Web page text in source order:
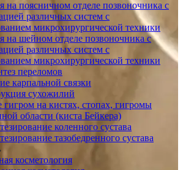
на поясничном отделе позвоночника с
различных систем с
микрохирургической техники
на шейном отделе позвоночника с
различных систем с
микрохирургической техники
переломов
карпальной связки
сухожилий
гигром на кистях, стопах, гигромы
области (киста Бейкера)
коленного сустава
тазобедренного сустава
косметология